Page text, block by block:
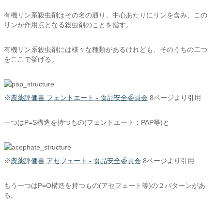
有機リン系殺虫剤はその名の通り、中心あたりにリンを含み、この
リンが作用点となる殺虫剤のことを指す。
有機リン系殺虫剤には様々な種類があるけれども、そのうちの二つ
をここで挙げる。
※農薬評価書 フェントエート - 食品安全委員会 8ページより引用
一つはP=S構造を持つもの(フェントエート：PAP等)と
※農薬評価書 アセフェート - 食品安全委員会 8ページより引用
もう一つはP=O構造を持つもの(アセフェート等)の２パターンがあ
る。